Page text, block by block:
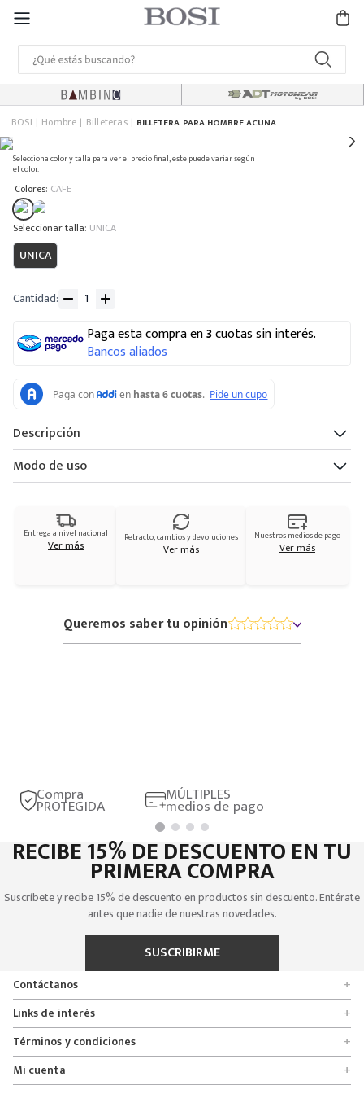
BOSI Hombre Billeteras BILLETERA PARA HOMBRE ACUNA
Selecciona color y talla para ver el precio final, este puede variar según
el color.
Colores: CAFE
: UNICA
UNICA
Cantidad
Paga esta compra en3cuotas sin interés.
Bancos aliados
Descripción
Modo de uso
Entrega a nivel nacional
Ver más Retracto, cambios y devoluciones
Ver más
Nuestros medios de pago
Ver más
Queremos saber tu opinión
Compra
PROTEGIDA
MÚLTIPLES
medios de pago
RECIBE 15% DE DESCUENTO EN TU
PRIMERA COMPRA
Suscríbete y recibe 15% de descuento en productos sin descuento. Entérate
antes que nadie de nuestras novedades.
SUSCRIBIRME
Contáctanos
+
Encuentra tu tienda
Formulario de solicitudes
Servicio al cliente
Línea nacional 01 8000 112674
Links de interés +
Quienes somos
Políticas de entrega, cambio y devolución
Políticas de privacidad
Términos y condiciones +
Promociones
Crédito Addi
Mi cuenta +
Rastrear mi pedido